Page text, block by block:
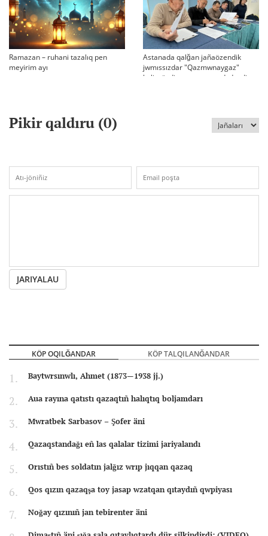
Ramazan – ruhani tazalıq pen
meyirim ayı
Astanada qalğan jañaözendik
jwmıssızdar "Qazmwnaygaz"
kelissözdi toqtatıp tastadı deydi
Pikir qaldıru (0)
JARIYALAU
KÖP OQILĞANDAR KÖP TALQILANĞANDAR
Baytwrsınwlı, Ahmet (1873—1938 jj.)
Aua rayına qatıstı qazaqtıñ halıqtıq boljamdarı
Mwratbek Sarbasov – Şofer äni
Qazaqstandağı eñ las qalalar tizimi jariyalandı
Orıstıñ bes soldatın jalğız wrıp jıqqan qazaq
Qos qızın qazaqşa toy jasap wzatqan qıtaydıñ qwpiyası
Noğay qızınıñ jan tebirenter äni